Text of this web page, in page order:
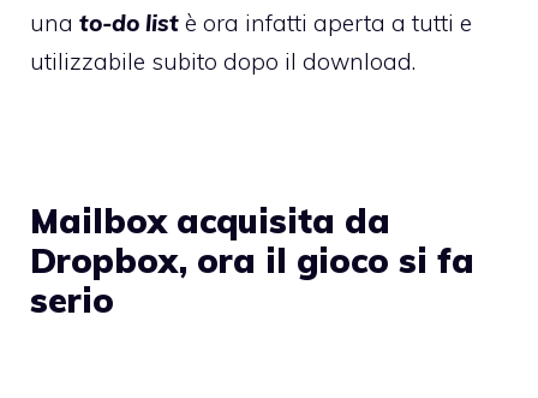
una to-do list è ora infatti aperta a tutti e
utilizzabile subito dopo il download.
Mailbox acquisita da
Dropbox, ora il gioco si fa
serio